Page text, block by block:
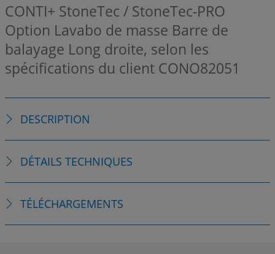
CONTI+ StoneTec / StoneTec-PRO
Option Lavabo de masse Barre de
balayage Long droite, selon les
spécifications du client CONO82051
DESCRIPTION
DÉTAILS TECHNIQUES
TÉLÉCHARGEMENTS